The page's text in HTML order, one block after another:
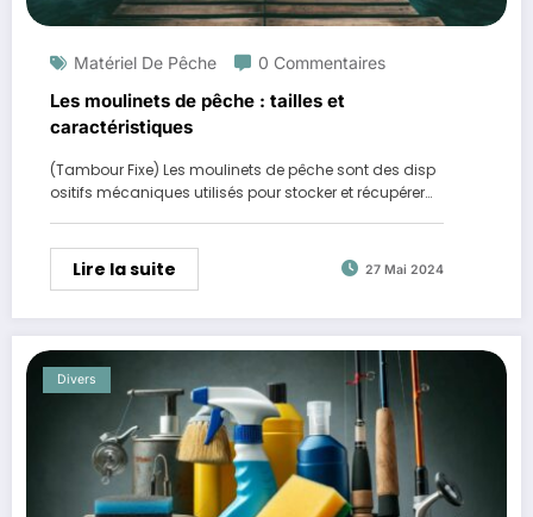
Matériel De Pêche 0 Commentaires
Les moulinets de pêche : tailles et
caractéristiques
(Tambour Fixe) Les moulinets de pêche sont des disp
ositifs mécaniques utilisés pour stocker et récupérer…
Lire la suite 27 Mai 2024
Divers